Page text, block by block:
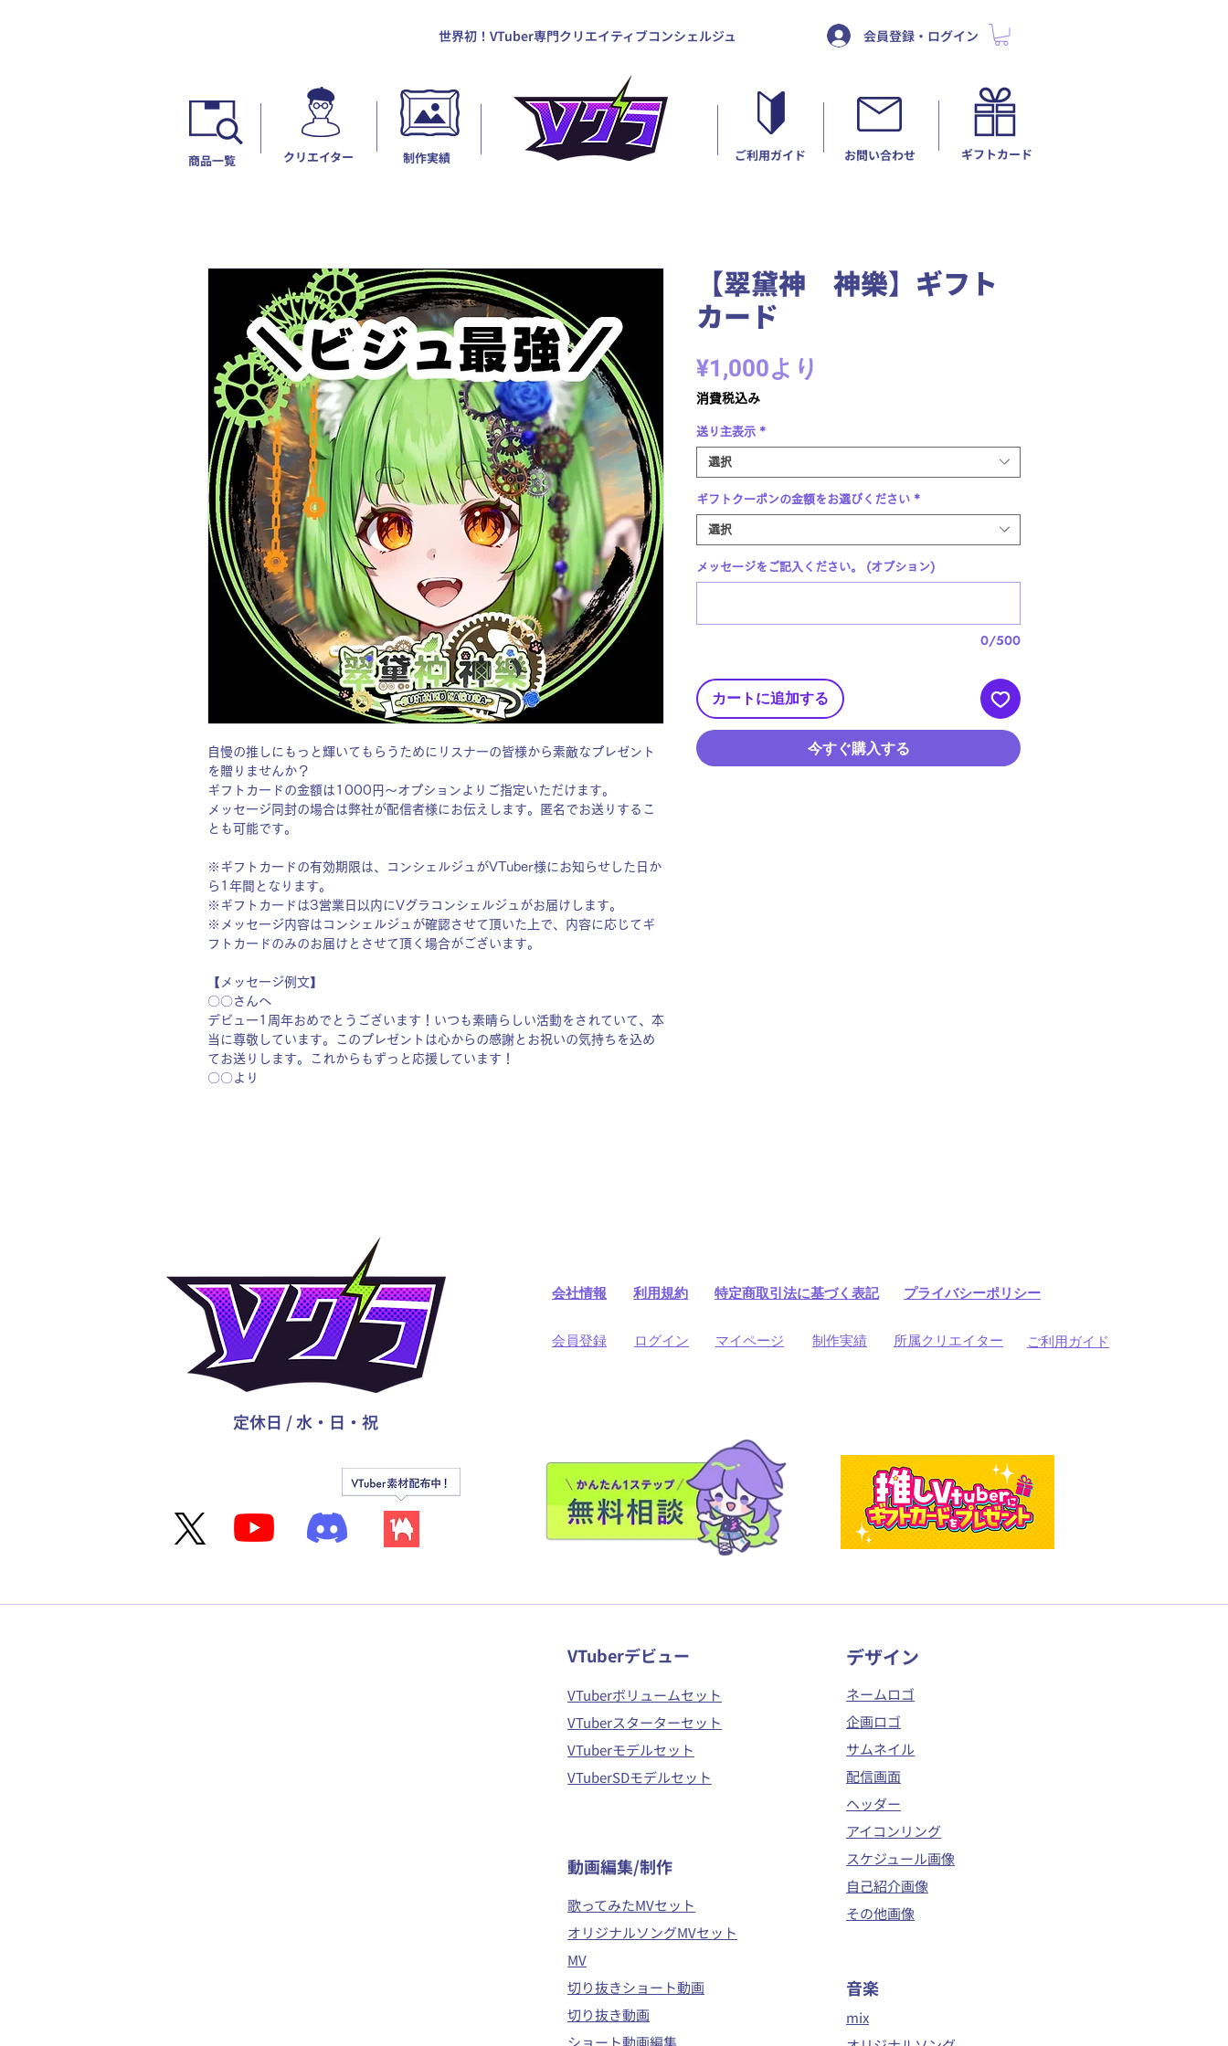
世界初！VTuber専門クリエイティブコンシェルジュ
​商品一覧 ​クリエイター 制作実績 ギフトカード
​お問い合わせ
ご利用ガイド
会員登録・ログイン
自慢の推しにもっと輝いてもらうためにリスナーの皆様から素敵なプレゼント
を贈りませんか？
ギフトカードの金額は1000円〜オプションよりご指定いただけます。
メッセージ同封の場合は弊社が配信者様にお伝えします。匿名でお送りするこ
とも可能です。
※ギフトカードの有効期限は、コンシェルジュがVTuber様にお知らせした日か
ら1年間となります。
※ギフトカードは3営業日以内にVグラコンシェルジュがお届けします。
※メッセージ内容はコンシェルジュが確認させて頂いた上で、内容に応じてギ
フトカードのみのお届けとさせて頂く場合がございます。
【メッセージ例文】
〇〇さんへ
デビュー1周年おめでとうございます！いつも素晴らしい活動をされていて、本
当に尊敬しています。このプレゼントは心からの感謝とお祝いの気持ちを込め
てお送りします。これからもずっと応援しています！
〇〇より
【翠黛神 神樂】ギフト
カード
¥1,000より
価
格
消費税込み
送り主表示 *
選択
ギフトクーポンの金額をお選びください *
選択
メッセージをご記入ください。 (オプション)
0/500
カートに追加する
今すぐ購入する
会社情報 利用規約 プライバシーポリシー
​特定商取引法に基づく表記
​会員登録 ​ログイン マイページ 制作実績 所属クリエイター ご利用ガイド
定休日 / 水・日・祝
VTuberデビュー
VTuberボリュームセット
VTuberスターターセット
VTuberモデルセット
VTuberSDモデルセット
​動画編集/制作
歌ってみたMVセット
オリジナルソングMVセット
MV
切り抜きショート動画
切り抜き動画
ショート動画編集
​デザイン
ネームロゴ
企画ロゴ
サムネイル
配信画面
ヘッダー
アイコンリング
スケジュール画像
自己紹介画像
その他画像
音楽
mix